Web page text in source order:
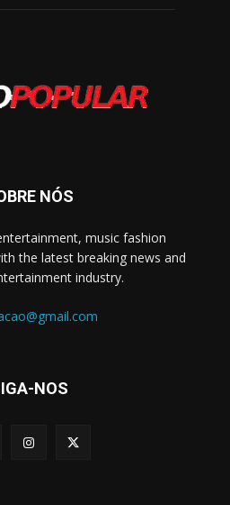
NÓS
music fashion
the latest breaking news and
industry.
NOS